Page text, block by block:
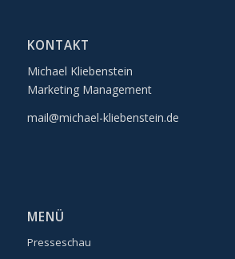
KONTAKT
Michael Kliebenstein
Marketing Management
mail@michael-kliebenstein.de
MENÜ
Presseschau